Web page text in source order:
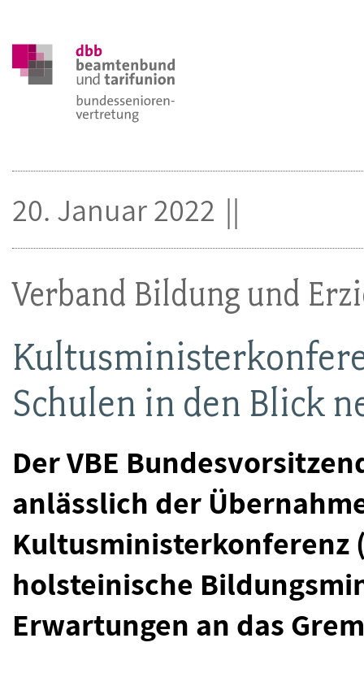
Verband Bildung und
Schulen in den Blick
Der VBE
anlässlich der
Kultusministerkonferenz
holsteinische
Erwartungen an das
20. Januar 2022